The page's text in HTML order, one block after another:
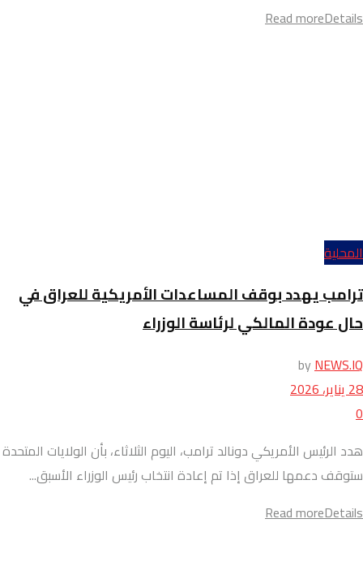
Read moreDetails
المحلية
ترامب يهدد بوقف المساعدات الأمريكية للعراق في
حال عودة المالكي لرئاسة الوزراء
byNEWS.IQ
28 يناير، 2026
0
هدد الرئيس الأمريكي دونالد ترامب، اليوم الثلاثاء، بأن الولايات المتحدة
ستوقف دعمها للعراق إذا تم إعادة انتخاب رئيس الوزراء الأسبق...
Read moreDetails